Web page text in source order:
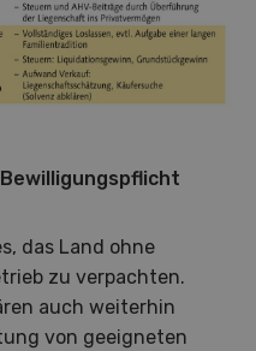
das Land ohne
zu verpachten.
auch weiterhin
von geeigneten